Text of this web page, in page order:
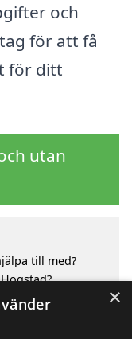
och
för att få
för ditt
utan
till med?
omgivande
×